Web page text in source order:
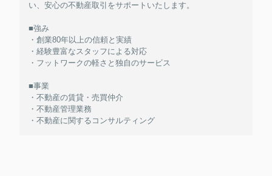
い、安心の不動産取引をサポートいたします。
■強み
・創業80年以上の信頼と実績
・経験豊富なスタッフによる対応
・フットワークの軽さと独自のサービス
■事業
・不動産の賃貸・売買仲介
・不動産管理業務
・不動産に関するコンサルティング